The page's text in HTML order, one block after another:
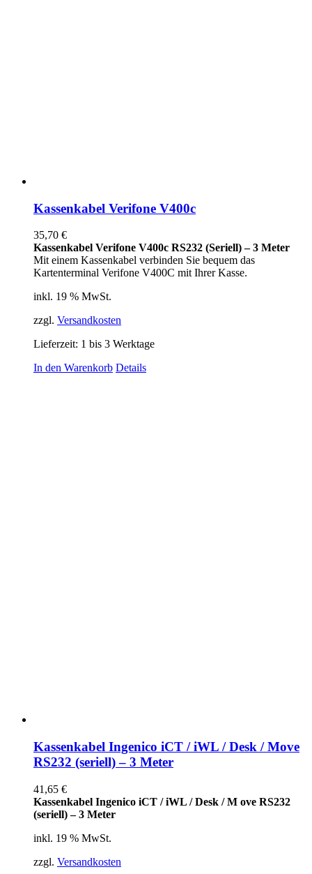
Kassenkabel Verifone V400c
35,70 €
Kassenkabel Verifone V400c RS232 (Seriell) – 3 Meter
Mit einem Kassenkabel verbinden Sie bequem das
Kartenterminal Verifone V400C mit Ihrer Kasse.
inkl. 19 % MwSt.
zzgl. Versandkosten
Lieferzeit: 1 bis 3 Werktage
In den Warenkorb Details
Kassenkabel Ingenico iCT / iWL / Desk / Move
RS232 (seriell) – 3 Meter
41,65 €
Kassenkabel Ingenico iCT / iWL / Desk / M ove RS232
(seriell) – 3 Meter
inkl. 19 % MwSt.
zzgl. Versandkosten